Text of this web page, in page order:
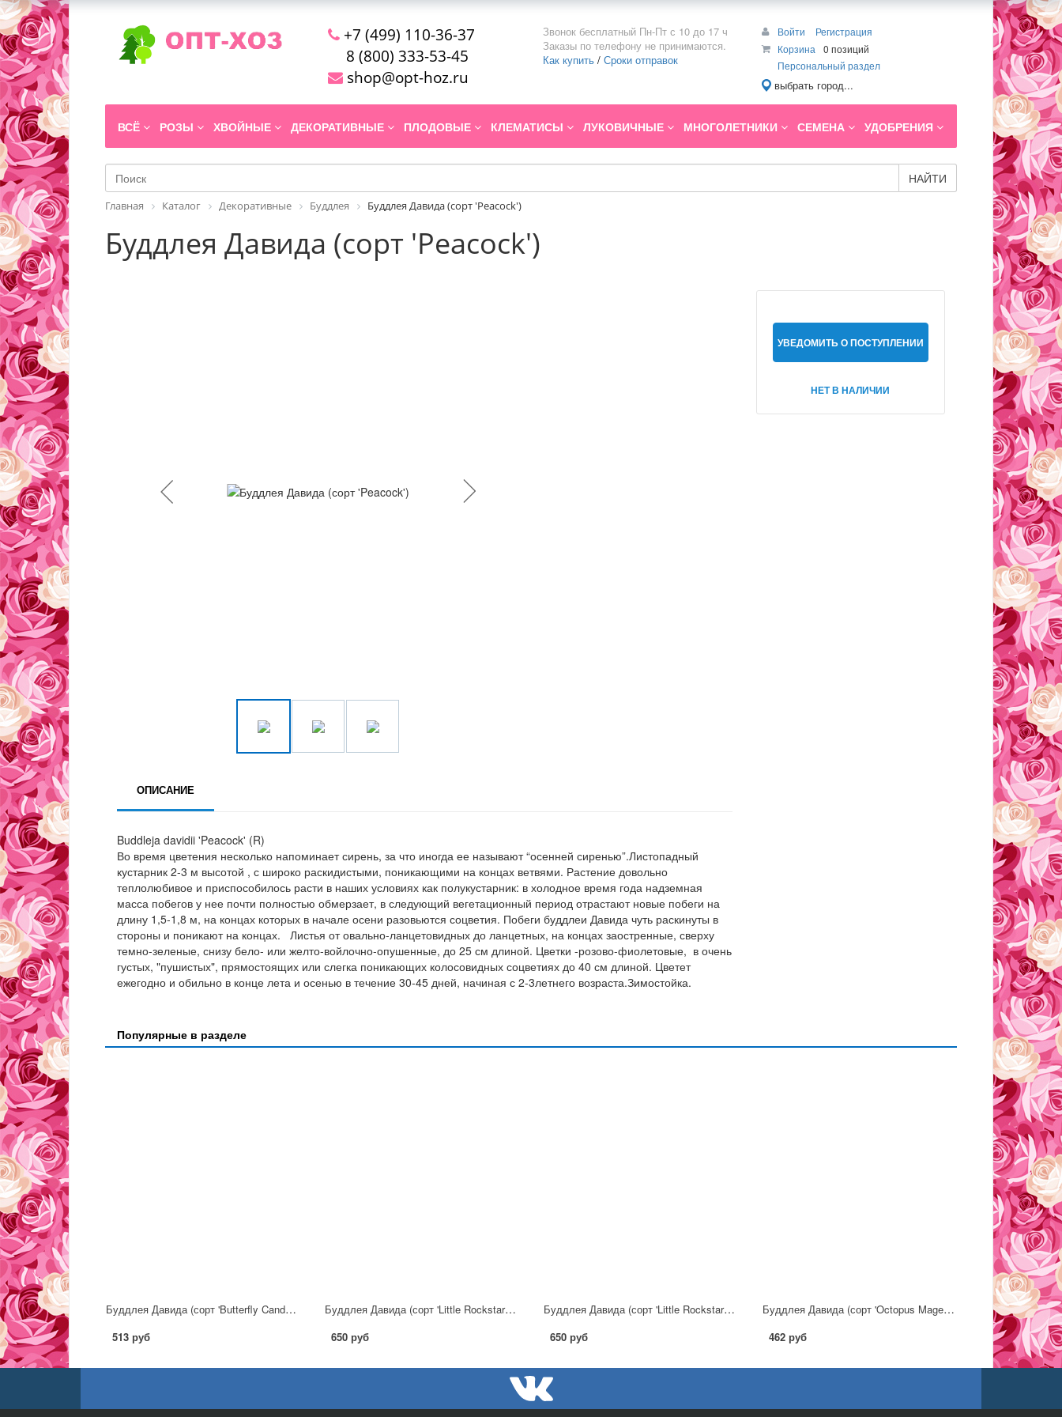
+7 (499) 110-36-37
8 (800) 333-53-45
shop@opt-hoz.ru
Звонок бесплатный Пн-Пт с 10 до 17 ч
Заказы по телефону не принимаются.
Как купить / Сроки отправок
Войти
Регистрация
Корзина
0 позиций
Персональный раздел
выбрать город...
ВСЁ РОЗЫ ХВОЙНЫЕ ДЕКОРАТИВНЫЕ ПЛОДОВЫЕ КЛЕМАТИСЫ ЛУКОВИЧНЫЕ МНОГОЛЕТНИКИ СЕМЕНА УДОБРЕНИЯ
НАЙТИ
Главная Каталог Декоративные Буддлея Буддлея Давида (сорт 'Peacock')
Буддлея Давида (сорт 'Peacock')
УВЕДОМИТЬ О ПОСТУПЛЕНИИ
НЕТ В НАЛИЧИИ
ОПИСАНИЕ
Buddleja davidii 'Peacock' (R)
Во время цветения несколько напоминает сирень, за что иногда ее называют “осенней сиренью”.Листопадный
кустарник 2-3 м высотой , с широко раскидистыми, поникающими на концах ветвями. Растение довольно
теплолюбивое и приспособилось расти в наших условиях как полукустарник: в холодное время года надземная
масса побегов у нее почти полностью обмерзает, в следующий вегетационный период отрастают новые побеги на
длину 1,5-1,8 м, на концах которых в начале осени разовьются соцветия. Побеги буддлеи Давида чуть раскинуты в
стороны и поникают на концах. Листья от овально-ланцетовидных до ланцетных, на концах заостренные, сверху
темно-зеленые, снизу бело- или желто-войлочно-опушенные, до 25 см длиной. Цветки -розово-фиолетовые, в очень
густых, "пушистых", прямостоящих или слегка поникающих колосовидных соцветиях до 40 см длиной. Цветет
ежегодно и обильно в конце лета и осенью в течение 30-45 дней, начиная с 2-3летнего возраста.Зимостойка.
Популярные в разделе
Буддлея Давида (сорт 'Butterfly Candy®Little Bubblegum')
513 руб
Буддлея Давида (сорт 'Little Rockstars®blue')
650 руб
Буддлея Давида (сорт 'Little Rockstars®pink')
650 руб
Буддлея Давида (сорт 'Octopus Magenta')
462 руб